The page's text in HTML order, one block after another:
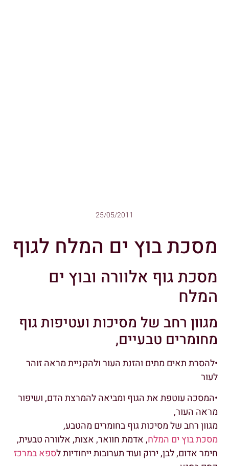
25/05/2011
מסכת בוץ ים המלח לגוף
מסכת גוף אלוורה ובוץ ים
המלח
מגוון רחב של מסיכות ועטיפות גוף
מחומרים טבעיים,
•להסרת תאים מתים והזנת העור ולהקניית מראה זוהר
לעור
•המסכה עוטפת את הגוף ומביאה להמרצת הדם, ושיפור
מראה העור,
מגוון רחב של מסיכות גוף בחומרים מהטבע,
מסכת בוץ ים המלח, אדמת חוואר, אצות, אלוורה טבעית,
חימר אדום, לבן, ירוק ועוד תערובות ייחודיות לספא במרכז